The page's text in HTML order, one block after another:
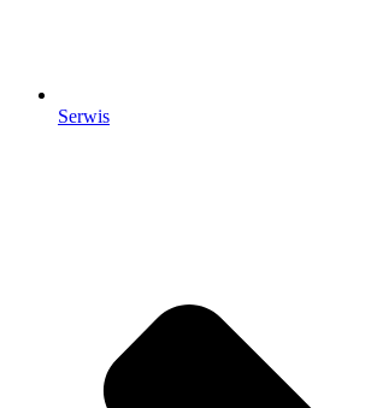
Serwis